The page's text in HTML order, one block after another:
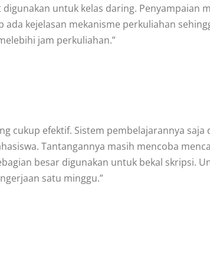
untuk kelas daring. Penyampaian
kejelasan mekanisme perkuliahan
jam perkuliahan.”
cukup efektif. Sistem pembelajarannya
Tantangannya masih mencoba
besar digunakan untuk bekal skripsi.
satu minggu.”